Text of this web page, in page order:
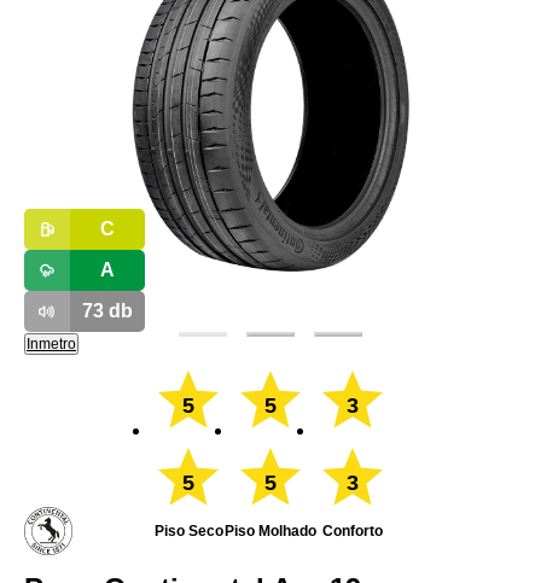
C
A
73db
Inmetro
5
5
Piso Seco
5
5
Piso Molhado
3
3
Conforto